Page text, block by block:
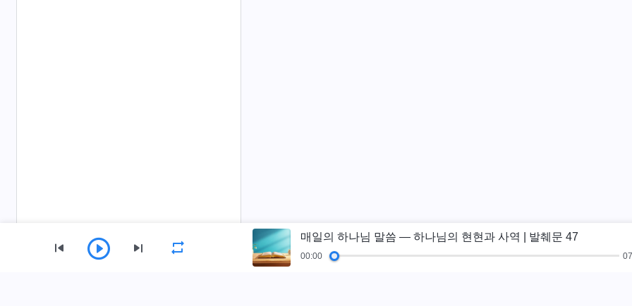
매일의 하나님 말씀 ― 하나님의 현현과 사역 | 발췌문 47
00:00